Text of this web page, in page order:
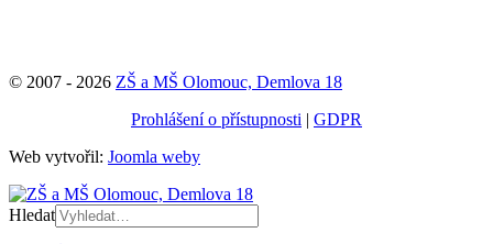
© 2007 - 2026 ZŠ a MŠ Olomouc, Demlova 18
Prohlášení o přístupnosti | GDPR
Web vytvořil: Joomla weby
Hledat